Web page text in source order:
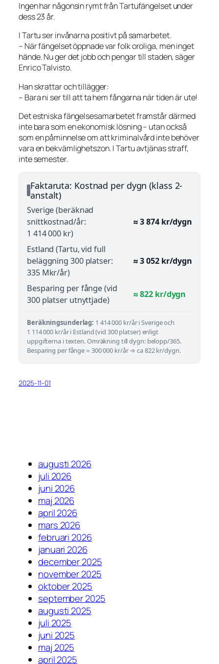
Ingen har någonsin rymt från Tartufängelset under
dess 23 år.
I Tartu ser invånarna positivt på samarbetet.
– När fängelset öppnade var folk oroliga, men inget
hände. Nu ger det jobb och pengar till staden, säger
Enrico Talvisto.
Han skrattar och tillägger:
– Bara ni ser till att ta hem fångarna när tiden är ute!
Det estniska fängelsesamarbetet framstår därmed
inte bara som en ekonomisk lösning – utan också
som en påminnelse om att kriminalvård inte behöver
vara en bekvämlighetszon. I Tartu avtjänas straff,
inte semester.
Faktaruta: Kostnad per dygn (klass 2-
anstalt)
Sverige (beräknad
snittkostnad/år:
1 414 000 kr)
≈ 3 874 kr/dygn
Estland (Tartu, vid full
beläggning 300 platser:
335 Mkr/år)
≈ 3 052 kr/dygn
Besparing per fånge (vid
300 platser utnyttjade)
≈ 822 kr/dygn
Beräkningsunderlag: 1 414 000 kr/år i Sverige och
1 114 000 kr/år i Estland (vid 300 platser) enligt
uppgifterna i texten. Omräkning till dygn: belopp/365.
Besparing per fånge ≈ 300 000 kr/år ⇒ ca 822 kr/dygn.
2025-11-01
augusti 2026
juli 2026
juni 2026
maj 2026
april 2026
mars 2026
februari 2026
januari 2026
december 2025
november 2025
oktober 2025
september 2025
augusti 2025
juli 2025
juni 2025
maj 2025
april 2025